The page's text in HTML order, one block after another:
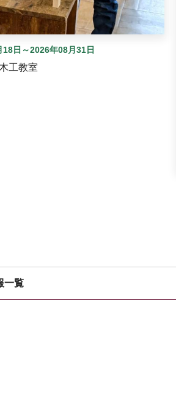
日～2026年08月31日
工教室
一覧